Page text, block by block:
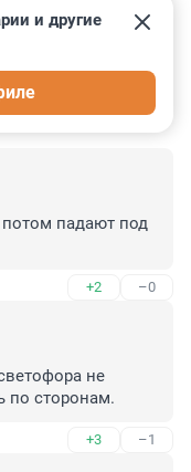
и другие
падают под
+2 –0
не
по сторонам.
+3 –1